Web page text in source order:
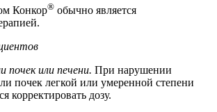
Конкор® обычно является
почек или печени. При нарушении
почек легкой или умеренной степени
корректировать дозу.